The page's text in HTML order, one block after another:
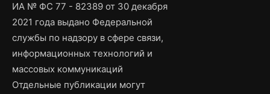
ИА № ФС 77 - 82389 от 30 декабря
2021 года выдано Федеральной
службы по надзору в сфере связи,
информационных технологий и
массовых коммуникаций
Отдельные публикации могут